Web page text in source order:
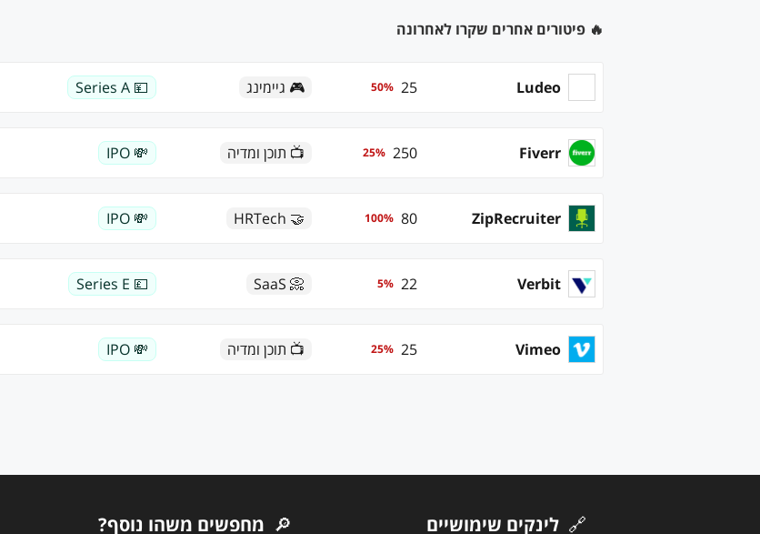
🔥 פיטורים אחרים שקרו לאחרונה
Ludeo
25
%
50 🎮 גיימינג 💴 Series A
Fiverr
250
%
25 📺 תוכן ומדיה 💸 IPO
ZipRecruiter
80
%
100
🤝 HRTech
💸 IPO
Verbit
22
%
5
📀 SaaS
💷 Series E
Vimeo
25
%
25 📺 תוכן ומדיה 💸 IPO
🔗 לינקים שימושיים 🔎 מחפשים משהו נוסף?